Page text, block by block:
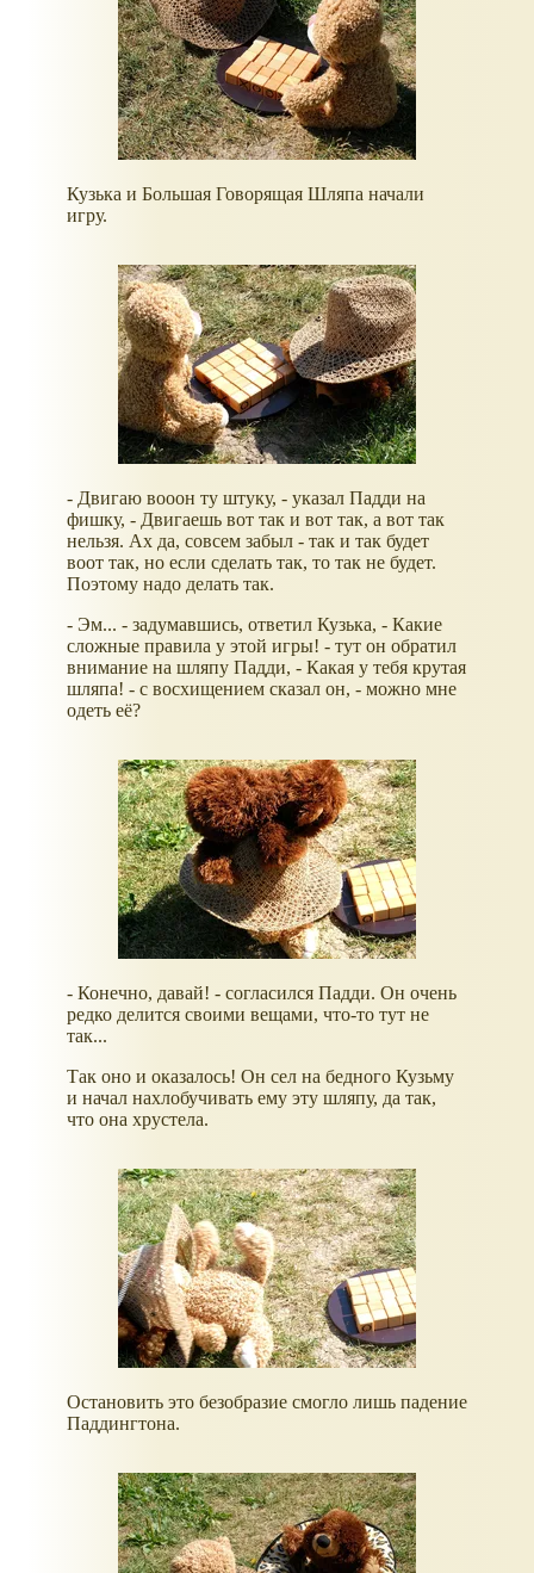
Кузька и Большая Говорящая Шляпа начали
игру.
- Двигаю вооон ту штуку, - указал Падди на
фишку, - Двигаешь вот так и вот так, а вот так
нельзя. Ах да, совсем забыл - так и так будет
воот так, но если сделать так, то так не будет.
Поэтому надо делать так.
- Эм... - задумавшись, ответил Кузька, - Какие
сложные правила у этой игры! - тут он обратил
внимание на шляпу Падди, - Какая у тебя крутая
шляпа! - с восхищением сказал он, - можно мне
одеть её?
- Конечно, давай! - согласился Падди. Он очень
редко делится своими вещами, что-то тут не
так...
Так оно и оказалось! Он сел на бедного Кузьму
и начал нахлобучивать ему эту шляпу, да так,
что она хрустела.
Остановить это безобразие смогло лишь падение
Паддингтона.